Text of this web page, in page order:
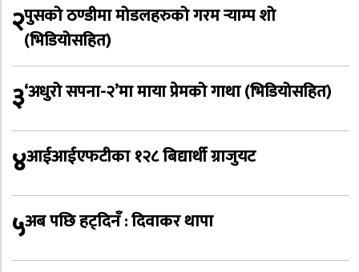
२पुसको ठण्डीमा मोडलहरुको गरम र्‍याम्प शो
(भिडियोसहित)
३‘अधुरो सपना-२’मा माया प्रेमको गाथा (भिडियोसहित)
४आईआईएफटीका १२८ बिद्यार्थी ग्राजुयट
५अब पछि हट्दिनँ : दिवाकर थापा